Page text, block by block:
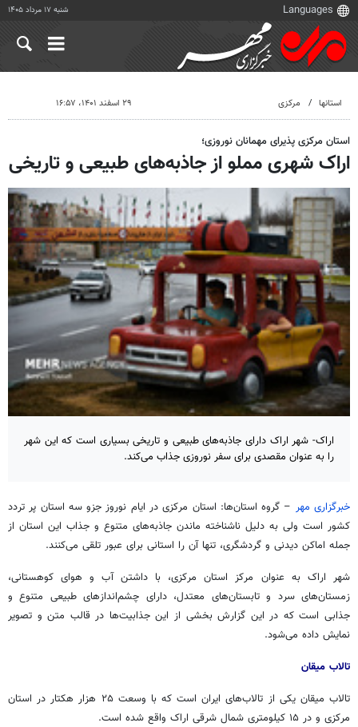
شنبه ۱۷ مرداد ۱۴۰۵
استانها مرکزی ۲۹ اسفند ۱۴۰۱، ۱۶:۵۷
استان مرکزی پذیرای مهمانان نوروزی؛
اراک شهری مملو از جاذبه‌های طبیعی و تاریخی
اراک- شهر اراک دارای جاذبه‌های طبیعی و تاریخی بسیاری است که این شهر
را به عنوان مقصدی برای سفر نوروزی جذاب می‌کند.
خبرگزاری مهر – گروه استان‌ها: استان مرکزی در ایام نوروز جزو سه استان پر تردد
کشور است ولی به دلیل ناشناخته ماندن جاذبه‌های متنوع و جذاب این استان از
جمله اماکن دیدنی و گردشگری، تنها آن را استانی برای عبور تلقی می‌کنند.
شهر اراک به عنوان مرکز استان مرکزی، با داشتن آب و هوای کوهستانی،
زمستان‌های سرد و تابستان‌های معتدل، دارای چشم‌اندازهای طبیعی متنوع و
جذابی است که در این گزارش بخشی از این جذابیت‌ها در قالب متن و تصویر
نمایش داده می‌شود.
تالاب میقان
تالاب میقان یکی از تالاب‌های ایران است که با وسعت ۲۵ هزار هکتار در استان
مرکزی و در ۱۵ کیلومتری شمال شرقی اراک واقع شده است.